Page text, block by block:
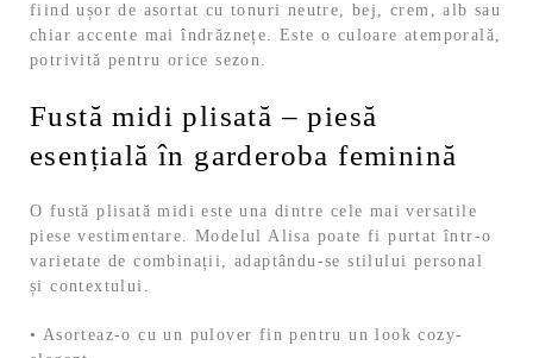
fiind ușor de asortat cu tonuri neutre, bej, crem, alb sau
chiar accente mai îndrăznețe. Este o culoare atemporală,
potrivită pentru orice sezon.
Fustă midi plisată – piesă
esențială în garderoba feminină
O fustă plisată midi este una dintre cele mai versatile
piese vestimentare. Modelul Alisa poate fi purtat într-o
varietate de combinații, adaptându-se stilului personal
și contextului.
• Asorteaz-o cu un pulover fin pentru un look cozy-